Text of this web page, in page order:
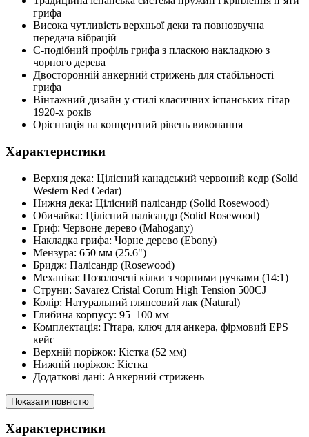
грифа
Висока чутливість верхньої деки та повнозвучна
передача вібрацій
C-подібний профіль грифа з пласкою накладкою з
чорного дерева
Двосторонній анкерний стрижень для стабільності
грифа
Вінтажний дизайн у стилі класичних іспанських гітар
1920-х років
Орієнтація на концертний рівень виконання
Характеристики
Верхня дека: Цілісний канадський червоний кедр (Solid
Western Red Cedar)
Нижня дека: Цілісний палісандр (Solid Rosewood)
Обичайка: Цілісний палісандр (Solid Rosewood)
Гриф: Червоне дерево (Mahogany)
Накладка грифа: Чорне дерево (Ebony)
Мензура: 650 мм (25.6")
Бридж: Палісандр (Rosewood)
Механіка: Позолочені кілки з чорними ручками (14:1)
Струни: Savarez Cristal Corum High Tension 500CJ
Колір: Натуральний глянсовий лак (Natural)
Глибина корпусу: 95–100 мм
Комплектація: Гітара, ключ для анкера, фірмовий EPS
кейс
Верхній поріжок: Кістка (52 мм)
Нижній поріжок: Кістка
Додаткові дані: Анкерний стрижень
Показати повністю
Характеристики